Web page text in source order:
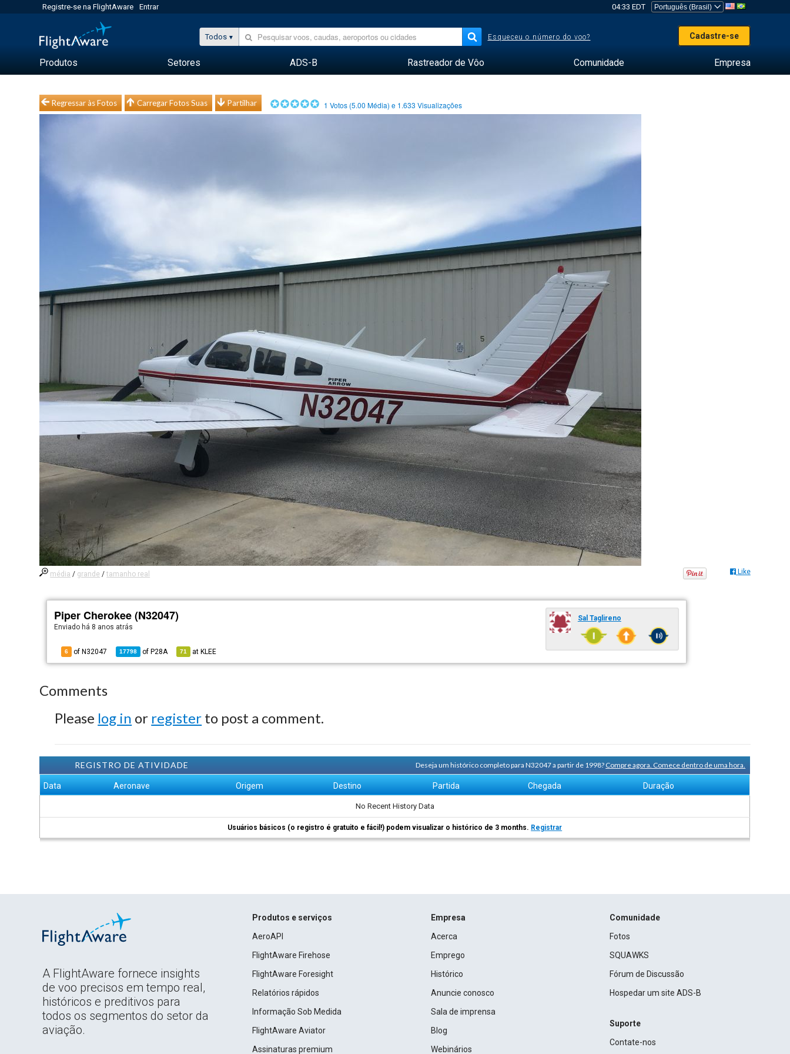
Registre-se na FlightAware Entrar 04:33 EDT
Todos Esqueceu o número do voo? Cadastre-se
Produtos Setores ADS-B Rastreador de Vôo Comunidade Empresa
Regressar às Fotos Carregar Fotos Suas Partilhar 1 Votos (5.00 Média) e 1.633 Visualizações
média / grande /tamanho real Like
Piper Cherokee (N32047)
Enviado há 8 anos atrás
6 of N32047 17798 of P28A 71 at KLEE
Sal Taglireno
Comments
Please log in or register to post a comment.
REGISTRO DE ATIVIDADE Deseja um histórico completo para N32047 a partir de 1998?Compre agora. Comece dentro de uma hora.
Data Aeronave Origem Destino Partida Chegada Duração
No Recent History Data
Usuários básicos (o registro é gratuito e fácil!) podem visualizar o histórico de 3 months. Registrar
A FlightAware fornece insights
de voo precisos em tempo real,
históricos e preditivos para
todos os segmentos do setor da
aviação.
Produtos e serviços
AeroAPI
FlightAware Firehose
FlightAware Foresight
Relatórios rápidos
Informação Sob Medida
FlightAware Aviator
Assinaturas premium
Empresa
Acerca
Emprego
Histórico
Anuncie conosco
Sala de imprensa
Blog
Webinários
Comunidade
Fotos
SQUAWKS
Fórum de Discussão
Hospedar um site ADS-B
Suporte
Contate-nos